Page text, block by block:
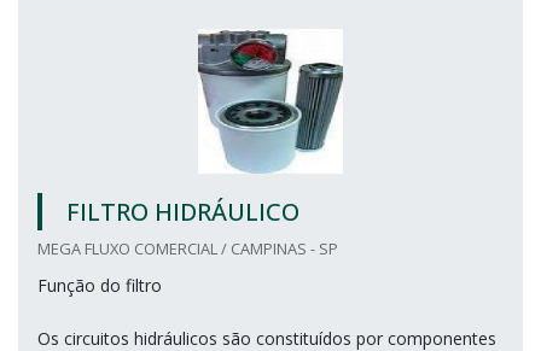
FILTRO HIDRÁULICO
MEGA FLUXO COMERCIAL / CAMPINAS - SP
Função do filtro
Os circuitos hidráulicos são constituídos por componentes